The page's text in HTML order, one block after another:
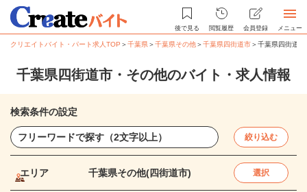
後で見る 閲覧履歴 会員登録 メニュー
クリエイトバイト・パート求人TOP ＞千葉県＞千葉県その他＞千葉県四街道市＞千葉県四街道
千葉県四街道市・その他のバイト・求人情報
検索条件の設定
絞り込む
エリア 千葉県その他(四街道市) 選択